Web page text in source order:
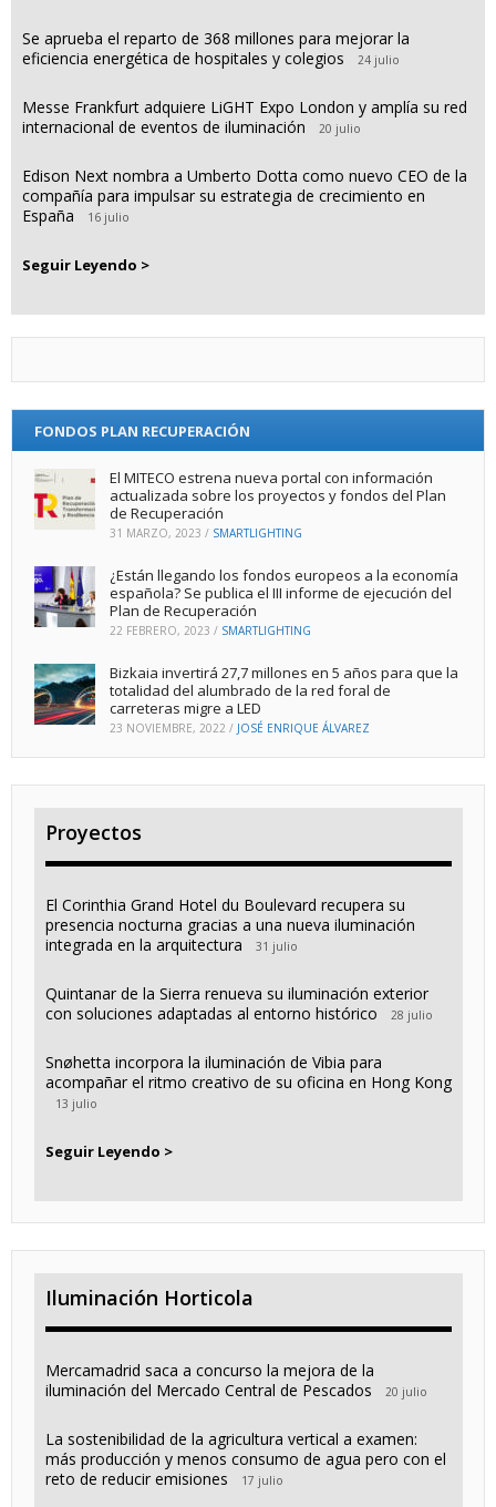
Se aprueba el reparto de 368 millones para mejorar la
eficiencia energética de hospitales y colegios
24 julio
Messe Frankfurt adquiere LiGHT Expo London y amplía su red
internacional de eventos de iluminación
20 julio
Edison Next nombra a Umberto Dotta como nuevo CEO de la
compañía para impulsar su estrategia de crecimiento en
España
16 julio
Seguir Leyendo >
FONDOS PLAN RECUPERACIÓN
El MITECO estrena nueva portal con información
actualizada sobre los proyectos y fondos del Plan
de Recuperación
31 MARZO, 2023 / SMARTLIGHTING
¿Están llegando los fondos europeos a la economía
española? Se publica el III informe de ejecución del
Plan de Recuperación
22 FEBRERO, 2023 / SMARTLIGHTING
Bizkaia invertirá 27,7 millones en 5 años para que la
totalidad del alumbrado de la red foral de
carreteras migre a LED
23 NOVIEMBRE, 2022 / JOSÉ ENRIQUE ÁLVAREZ
Proyectos
El Corinthia Grand Hotel du Boulevard recupera su
presencia nocturna gracias a una nueva iluminación
integrada en la arquitectura
31 julio
Quintanar de la Sierra renueva su iluminación exterior
con soluciones adaptadas al entorno histórico
28 julio
Snøhetta incorpora la iluminación de Vibia para
acompañar el ritmo creativo de su oficina en Hong Kong
13 julio
Seguir Leyendo >
Iluminación Horticola
Mercamadrid saca a concurso la mejora de la
iluminación del Mercado Central de Pescados
20 julio
La sostenibilidad de la agricultura vertical a examen:
más producción y menos consumo de agua pero con el
reto de reducir emisiones
17 julio